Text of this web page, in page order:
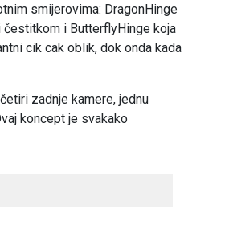
smijerovima: DragonHinge
čestitkom i ButterflyHinge koja
cik cak oblik, dok onda kada
zadnje kamere, jednu
koncept je svakako